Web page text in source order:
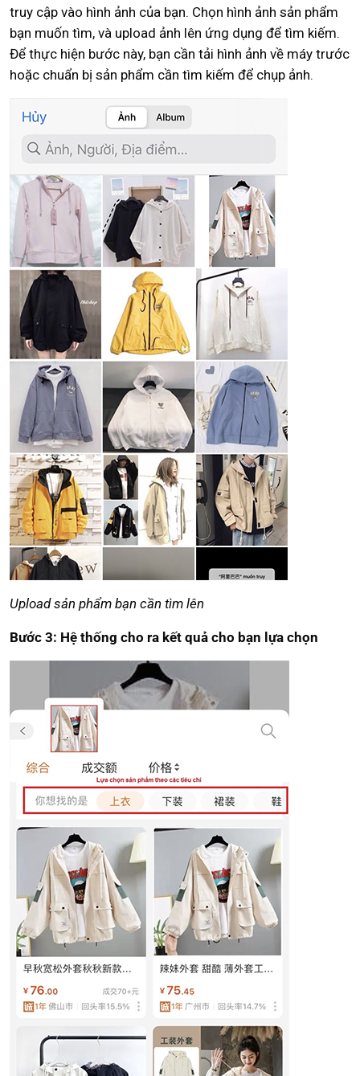
truy cập vào hình ảnh của bạn. Chọn hình ảnh sản phẩm
bạn muốn tìm, và upload ảnh lên ứng dụng để tìm kiếm.
Để thực hiện bước này, bạn cần tải hình ảnh về máy trước
hoặc chuẩn bị sản phẩm cần tìm kiếm để chụp ảnh.
Upload sản phẩm bạn cần tìm lên
Bước 3: Hệ thống cho ra kết quả cho bạn lựa chọn